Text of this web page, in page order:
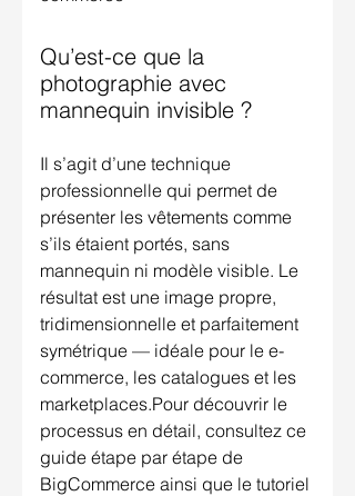
Qu’est-ce que la
photographie avec
mannequin invisible ?
Il s’agit d’une technique
professionnelle qui permet de
présenter les vêtements comme
s’ils étaient portés, sans
mannequin ni modèle visible. Le
résultat est une image propre,
tridimensionnelle et parfaitement
symétrique — idéale pour le e-
commerce, les catalogues et les
marketplaces.Pour découvrir le
processus en détail, consultez ce
guide étape par étape de
BigCommerce ainsi que le tutoriel